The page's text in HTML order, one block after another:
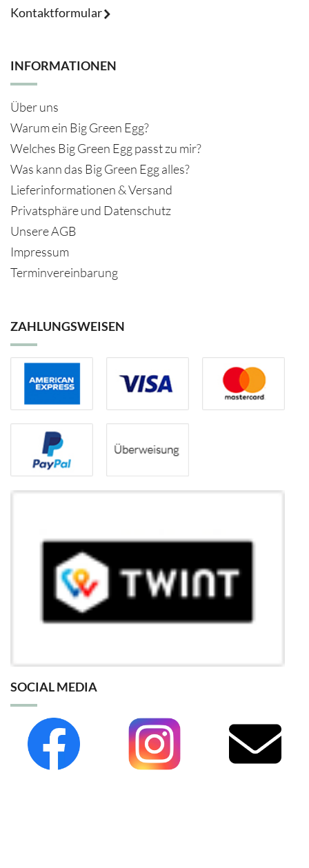
Kontaktformular
INFORMATIONEN
Über uns
Warum ein Big Green Egg?
Welches Big Green Egg passt zu mir?
Was kann das Big Green Egg alles?
Lieferinformationen & Versand
Privatsphäre und Datenschutz
Unsere AGB
Impressum
Terminvereinbarung
ZAHLUNGSWEISEN
SOCIAL MEDIA